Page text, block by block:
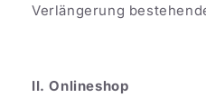
Verlängerung
II. Onlineshop